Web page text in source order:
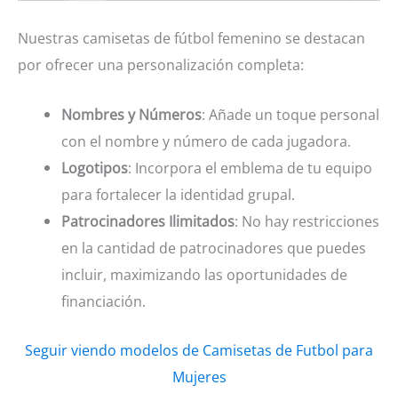
Nuestras camisetas de fútbol femenino se destacan
por ofrecer una personalización completa:
Nombres y Números: Añade un toque personal
con el nombre y número de cada jugadora.
Logotipos: Incorpora el emblema de tu equipo
para fortalecer la identidad grupal.
Patrocinadores Ilimitados: No hay restricciones
en la cantidad de patrocinadores que puedes
incluir, maximizando las oportunidades de
financiación.
Seguir viendo modelos de Camisetas de Futbol para
Mujeres